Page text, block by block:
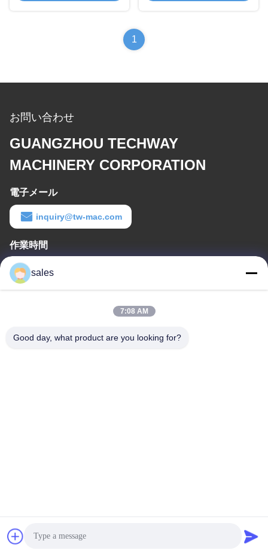
1
お問い合わせ
GUANGZHOU TECHWAY
MACHINERY CORPORATION
電子メール
inquiry@tw-mac.com
作業時間
8:30-17:30
住所
広州市510800 中国
プライバシーポリシー
sales
7:08 AM
Good day, what product are you looking for?